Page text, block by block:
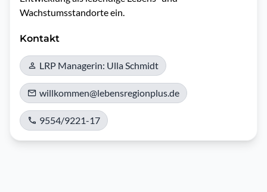
Wachstumsstandorte ein.
Kontakt
LRP Managerin: Ulla Schmidt
willkommen@lebensregionplus.de
9554/9221-17